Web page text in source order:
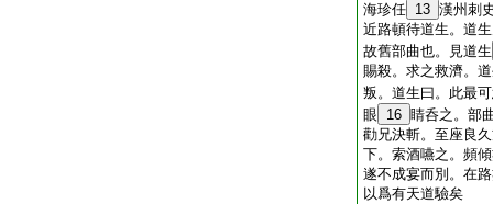
海珍任 13 漢州刺
近路頓待道生。道
故舊部曲也。見道生
賜殺。求之救濟。
叛。道生曰。此最
眼
16 睛呑之。部
勸兄決斬。至座良
下。索酒嚥之。頻
遂不成宴而別。在
以爲有天道驗矣